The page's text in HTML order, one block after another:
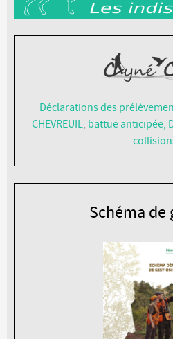
Déclarations des
CHEVREUIL, battue anticipée,
Schéma de